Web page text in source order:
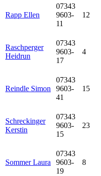
Rapp Ellen
07343
9603-
11
12
Raschperger
Heidrun
07343
9603-
17
4
Reindle Simon
07343
9603-
41
15
Schreckinger
Kerstin
07343
9603-
15
23
Sommer Laura
07343
9603-
19
8